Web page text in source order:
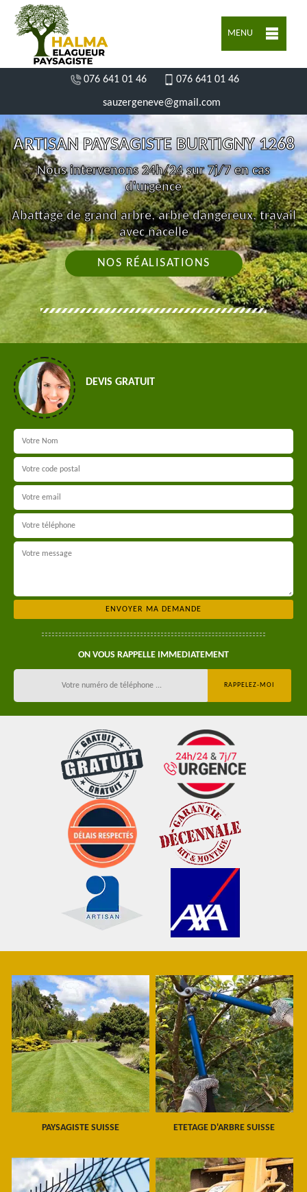
MENU
076 641 01 46 076 641 01 46
sauzergeneve@gmail.com
ARTISAN PAYSAGISTE BURTIGNY 1268
Nous intervenons 24h/24 sur 7j/7 en cas
d'urgence
Abattage de grand arbre, arbre dangereux, travail
avec nacelle
NOS RÉALISATIONS
DEVIS GRATUIT
ON VOUS RAPPELLE IMMEDIATEMENT
PAYSAGISTE SUISSE ETETAGE D'ARBRE SUISSE